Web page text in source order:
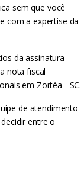
sem que você
com a expertise da
da assinatura
nota fiscal
em Zortéa - SC.
de atendimento
entre o